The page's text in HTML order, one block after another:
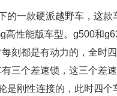
的一款硬派越野车，这
高性能版车型。g500和
刻都是有动力的，全时
三个差速锁，这三个差
是刚性连接的，此时四